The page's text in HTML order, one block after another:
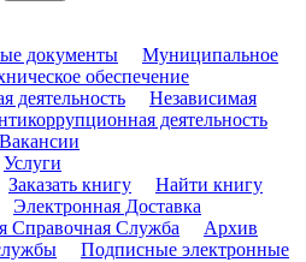
документы
Муниципальное
обеспечение
деятельность
Независимая
деятельность
Вакансии
Услуги
Заказать книгу
Найти книгу
Электронная Доставка
Справочная Служба
Архив
Подписные электронные